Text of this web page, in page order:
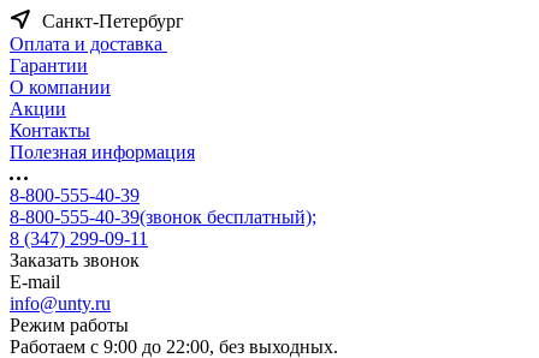
Санкт-Петербург
Оплата и доставка
Гарантии
О компании
Акции
Контакты
Полезная информация
8-800-555-40-39
8-800-555-40-39(звонок бесплатный);
8 (347) 299-09-11
Заказать звонок
E-mail
info@unty.ru
Режим работы
Работаем с 9:00 до 22:00, без выходных.